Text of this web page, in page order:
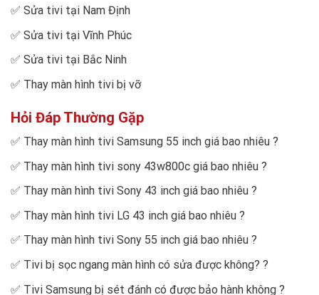
✅ Sửa tivi tại Nam Định
✅ Sửa tivi tại Vĩnh Phúc
✅ Sửa tivi tại Bắc Ninh
✅ Thay màn hình tivi bị vỡ
Hỏi Đáp Thường Gặp
✅ Thay màn hình tivi Samsung 55 inch giá bao nhiêu ?
✅ Thay màn hình tivi sony 43w800c giá bao nhiêu ?
✅ Thay màn hình tivi Sony 43 inch giá bao nhiêu ?
✅ Thay màn hình tivi LG 43 inch giá bao nhiêu ?
✅ Thay màn hình tivi Sony 55 inch giá bao nhiêu ?
✅ Tivi bị sọc ngang màn hình có sửa được không? ?
✅ Tivi Samsung bị sét đánh có được bảo hành không ?